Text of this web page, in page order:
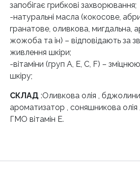
запобігає грибкові захворювання;
-натуральні масла (кокосове,
гранатове, оливкова, мигдальна,
жожоба та ін) – відповідають за
живлення шкіри;
-вітаміни (груп A, E, C, F) –
шкіру;
СКЛАД :Оливкова олія ,
ароматизатор , соняшникова олія
ГМО вітамін Е.